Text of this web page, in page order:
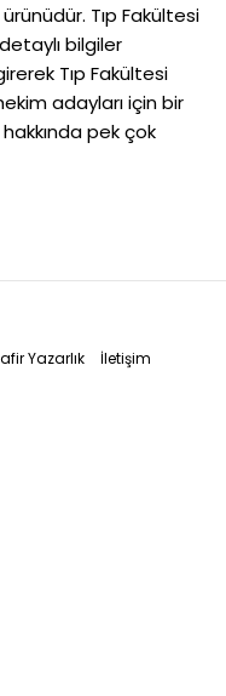
Tıp Fakültesi
bilgiler
Tıp Fakültesi
adayları için bir
pek çok
Yazarlık İletişim